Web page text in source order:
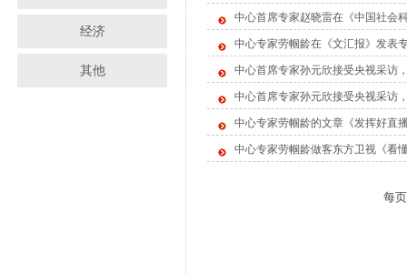
经济
其他
中心首席专家赵晓雷在《中国社会
中心专家劳帼龄在《文汇报》发表
中心首席专家孙元欣接受央视采访
中心首席专家孙元欣接受央视采访
中心专家劳帼龄的文章《发挥好直
中心专家劳帼龄做客东方卫视《看
每